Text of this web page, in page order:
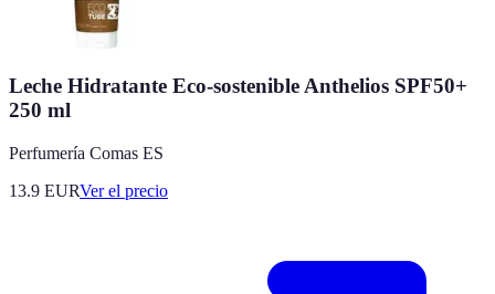
Leche Hidratante Eco-sostenible Anthelios SPF50+
250 ml
Perfumería Comas ES
13.9 EURVer el precio